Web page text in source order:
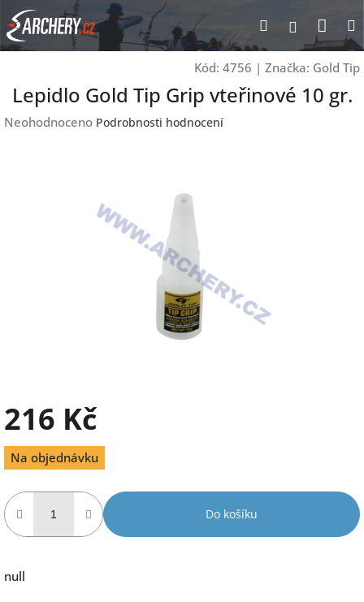
Přejít
na
obsah
Hledat
Kód: 4756 | Značka: Gold Tip
Lepidlo Gold Tip Grip vteřinové 10 gr.
Průměrné
Neohodnoceno Podrobnosti hodnocení
216 Kč
Měrná
cena:
Na objednávku
Do košíku
null